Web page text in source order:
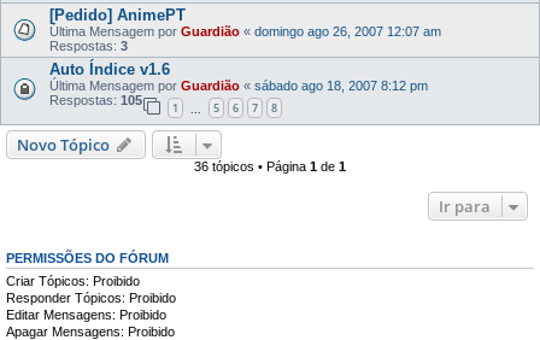
[Pedido] AnimePT
Última Mensagem por Guardião « domingo ago 26, 2007 12:07 am
Respostas: 3
Auto Índice v1.6
Última Mensagem por Guardião « sábado ago 18, 2007 8:12 pm
Respostas: 105
1 5 6 7 8
Novo Tópico
36 tópicos • Página 1 de 1
Ir para
PERMISSÕES DO FÓRUM
Criar Tópicos: Proibido
Responder Tópicos: Proibido
Editar Mensagens: Proibido
Apagar Mensagens: Proibido